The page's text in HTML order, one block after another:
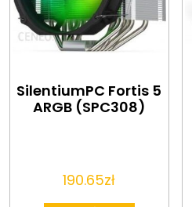
SilentiumPC Fortis 5
ARGB (SPC308)
190.65zł